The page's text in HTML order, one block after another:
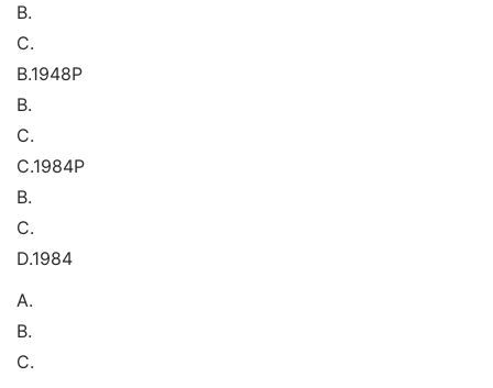
B.
C.
B.1948P
B.
C.
C.1984P
B.
C.
D.1984
A.
B.
C.